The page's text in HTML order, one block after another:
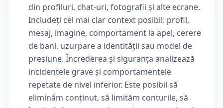
din profiluri, chat-uri, fotografii și alte ecrane.
Includeți cel mai clar context posibil: profil,
mesaj, imagine, comportament la apel, cerere
de bani, uzurpare a identității sau model de
presiune. Încrederea și siguranța analizează
incidentele grave și comportamentele
repetate de nivel inferior. Este posibil să
eliminăm conținut, să limităm conturile, să